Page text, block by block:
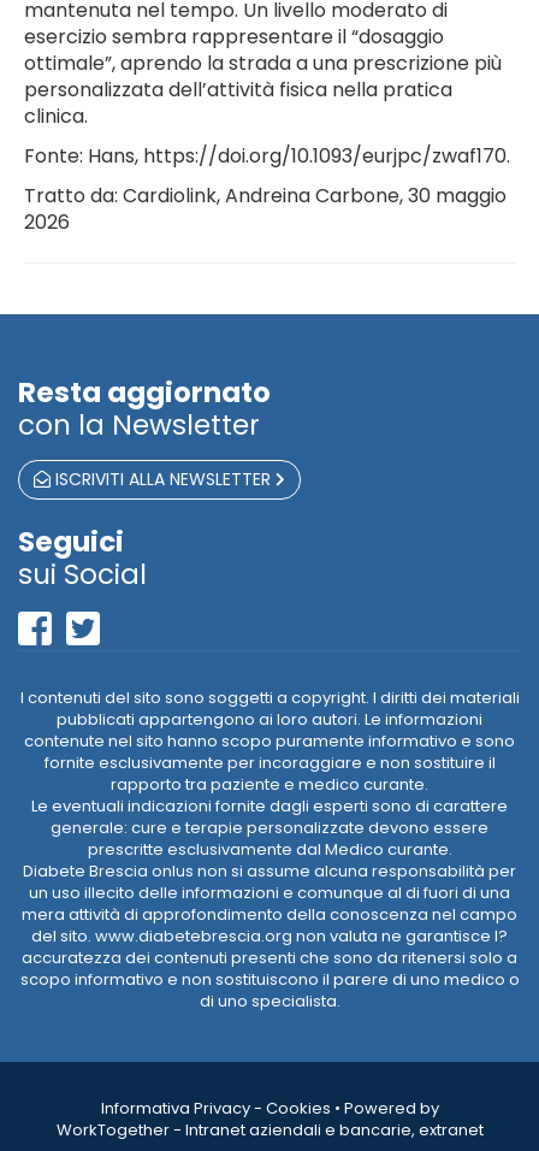
mantenuta nel tempo. Un livello moderato di
esercizio sembra rappresentare il “dosaggio
ottimale”, aprendo la strada a una prescrizione più
personalizzata dell’attività fisica nella pratica
clinica.
Fonte: Hans, https://doi.org/10.1093/eurjpc/zwaf170.
Tratto da: Cardiolink, Andreina Carbone, 30 maggio
2026
Resta aggiornato
con la Newsletter
ISCRIVITI ALLA NEWSLETTER
Seguici
sui Social
I contenuti del sito sono soggetti a copyright. I diritti dei materiali
pubblicati appartengono ai loro autori. Le informazioni
contenute nel sito hanno scopo puramente informativo e sono
fornite esclusivamente per incoraggiare e non sostituire il
rapporto tra paziente e medico curante.
Le eventuali indicazioni fornite dagli esperti sono di carattere
generale: cure e terapie personalizzate devono essere
prescritte esclusivamente dal Medico curante.
Diabete Brescia onlus non si assume alcuna responsabilità per
un uso illecito delle informazioni e comunque al di fuori di una
mera attività di approfondimento della conoscenza nel campo
del sito. www.diabetebrescia.org non valuta ne garantisce l?
accuratezza dei contenuti presenti che sono da ritenersi solo a
scopo informativo e non sostituiscono il parere di uno medico o
di uno specialista.
Informativa Privacy- Cookies • Powered by
WorkTogether - Intranet aziendali e bancarie, extranet